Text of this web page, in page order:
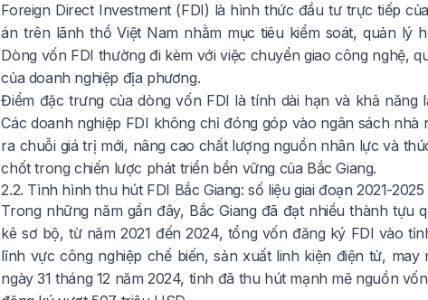
Foreign Direct Investment (FDI) là hình thức đầu tư trực tiếp
án trên lãnh thổ Việt Nam nhằm mục tiêu kiểm soát, quản lý
Dòng vốn FDI thường đi kèm với việc chuyển giao công nghệ,
của doanh nghiệp địa phương.
Điểm đặc trưng của dòng vốn FDI là tính dài hạn và khả
Các doanh nghiệp FDI không chỉ đóng góp vào ngân sách
ra chuỗi giá trị mới, nâng cao chất lượng nguồn nhân lực và
chốt trong chiến lược phát triển bền vững của Bắc Giang.
2.2. Tình hình thu hút FDI Bắc Giang: số liệu giai đoạn 2021-2025
Trong những năm gần đây, Bắc Giang đã đạt nhiều thành
kê sơ bộ, từ năm 2021 đến 2024, tổng vốn đăng ký FDI vào
lĩnh vực công nghiệp chế biến, sản xuất linh kiện điện tử,
ngày 31 tháng 12 năm 2024, tỉnh đã thu hút mạnh mẽ nguồn